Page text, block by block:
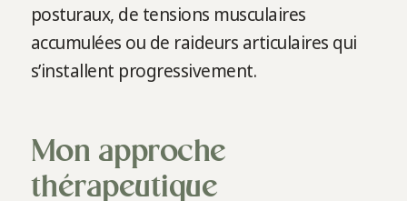
posturaux, de tensions musculaires
accumulées ou de raideurs articulaires qui
s’installent progressivement.
Mon approche
thérapeutique